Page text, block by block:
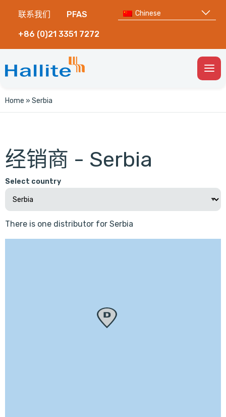
联系我们 PFAS
+86 (0)21 3351 7272
Chinese
Home » Serbia
经销商 - Serbia
Select country
There is one distributor for Serbia